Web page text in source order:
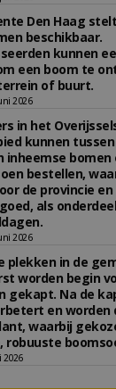
Den Haag
beschikbaar.
kunnen
een boom te
of buurt.
2026
in het
kunnen tussen
inheemse bomen
bestellen,
de provincie
als
2026
plekken in de
worden begin
gekapt. Na de
en worden
waarbij
robuuste